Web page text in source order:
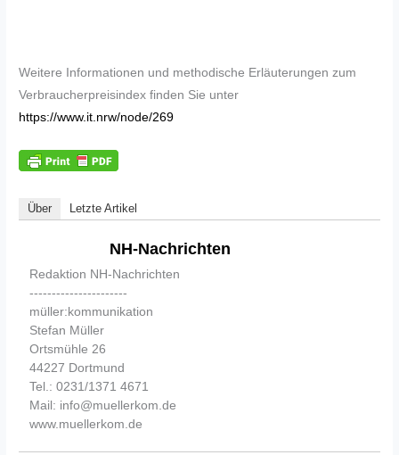
Weitere Informationen und methodische Erläuterungen zum
Verbraucherpreisindex finden Sie unter
https://www.it.nrw/node/269
Über Letzte Artikel
NH-Nachrichten
Redaktion NH-Nachrichten
----------------------
müller:kommunikation
Stefan Müller
Ortsmühle 26
44227 Dortmund
Tel.: 0231/1371 4671
Mail: info@muellerkom.de
www.muellerkom.de